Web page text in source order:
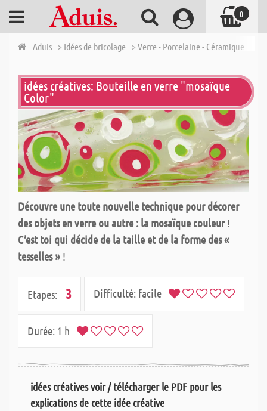
Aduis > Idées de bricolage > Verre - Porcelaine - Céramique
idées créatives: Bouteille en verre "mosaïque
Color"
Découvre une toute nouvelle technique pour décorer
des objets en verre ou autre : la mosaïque couleur!
C’est toi qui décide de la taille et de la forme des «
tesselles » !
Etapes: 3 Difficulté: facile
Durée: 1 h
idées créatives voir / télécharger le PDF pour les
explications de cette idée créative
0